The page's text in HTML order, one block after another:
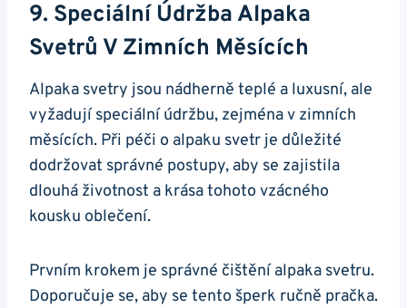
9. Speciální Údržba Alpaka
Svetrů V Zimních Měsících
Alpaka ​svetry jsou nádherně teplé a luxusní,⁤ ale
vyžadují speciální údržbu, zejména v zimních
měsících. Při péči ‍o alpaku svetr​ je důležité
dodržovat správné ⁢postupy, aby se zajistila
dlouhá životnost a⁣ krása tohoto vzácného
kousku​ oblečení.
Prvním krokem je správné čištění alpaka svetru.
⁤Doporučuje se, aby⁣ se tento⁤ šperk ručně pračka.‌